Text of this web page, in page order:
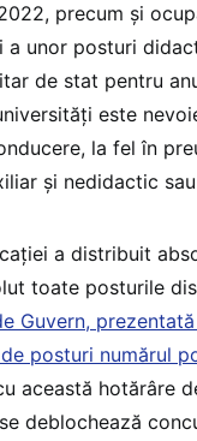
precum şi
a unor posturi
de stat pentru
este
la fel în
și nedidactic
a distribuit
toate posturile
Guvern,
posturi numărul
această hotărâre
deblochează